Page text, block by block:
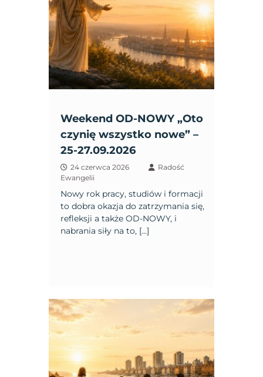
Weekend OD-NOWY „Oto
czynię wszystko nowe” –
25-27.09.2026
24 czerwca 2026
Radość
Ewangelii
Nowy rok pracy, studiów i formacji
to dobra okazja do zatrzymania się,
refleksji a także OD-NOWY, i
nabrania siły na to, […]